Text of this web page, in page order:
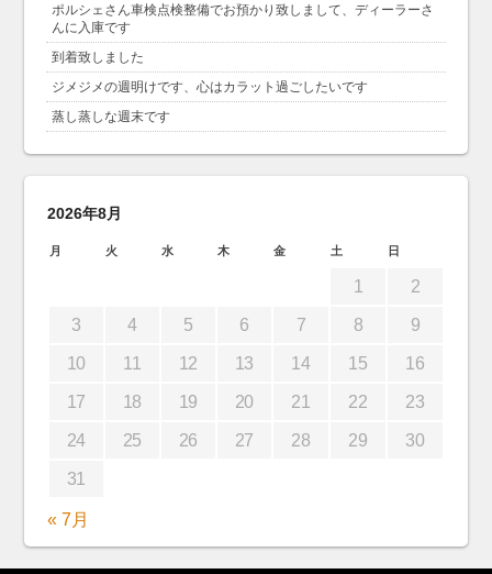
ポルシェさん車検点検整備でお預かり致しまして、ディーラーさ
んに入庫です
到着致しました
ジメジメの週明けです、心はカラット過ごしたいです
蒸し蒸しな週末です
2026年8月
月 火 水 木 金 土 日
1 2
3 4 5 6 7 8 9
10 11 12 13 14 15 16
17 18 19 20 21 22 23
24 25 26 27 28 29 30
31
« 7月